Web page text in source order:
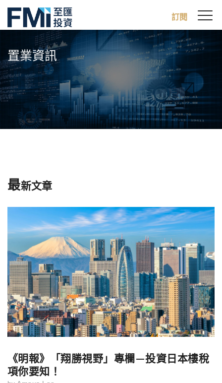
main
content
訂閱
置業資訊
最新文章
《明報》「翔勝視野」專欄—投資日本樓稅
項你要知！